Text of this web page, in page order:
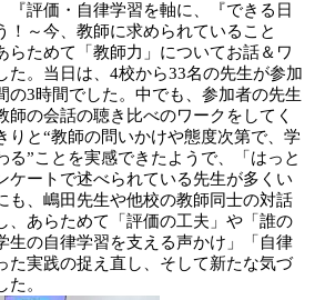
『評価・自律学習を軸に、『できる日
！～今、教師に求められていること
らためて「教師力」についてお話＆ワ
た。当日は、4校から33名の先生が参加
の3時間でした。中でも、参加者の先生
師の会話の聴き比べのワークをしてく
りと“教師の問いかけや態度次第で、学
る”ことを実感できたようで、「はっと
ケートで述べられている先生が多くい
も、嶋田先生や他校の教師同士の対話
、あらためて「評価の工夫」や「誰の
生の自律学習を支える声かけ」「自律
た実践の捉え直し、そして新たな気づ
。